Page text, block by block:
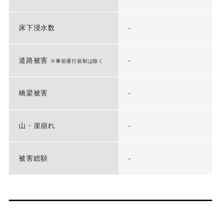
床下浸水数 -
道路被害 ※事前通行規制は除く -
橋梁被害 -
山・崖崩れ -
被害総額 -